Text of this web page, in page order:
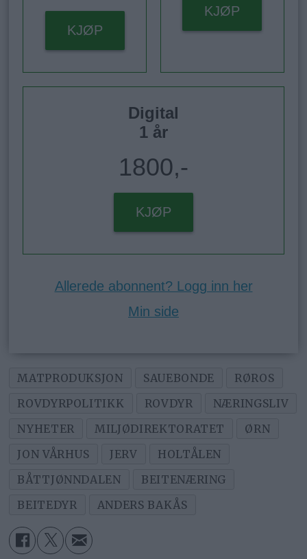
KJØP
KJØP
Digital
1 år
1800,-
KJØP
Allerede abonnent? Logg inn her
Min side
MATPRODUKSJON SAUEBONDE
RØROS
ROVDYRPOLITIKK
ROVDYR
NÆRINGSLIV
NYHETER
MILJØDIREKTORATET
ØRN
JON VÅRHUS
JERV
HOLTÅLEN
BÅTTJØNNDALEN
BEITENÆRING
BEITEDYR
ANDERS BAKÅS